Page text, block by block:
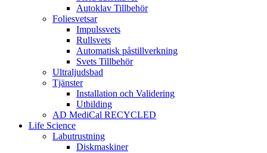
Autoklav Tillbehör
Foliesvetsar
Impulssvets
Rullsvets
Automatisk påstillverkning
Svets Tillbehör
Ultraljudsbad
Tjänster
Installation och Validering
Utbilding
AD MediCal RECYCLED
Life Science
Labutrustning
Diskmaskiner